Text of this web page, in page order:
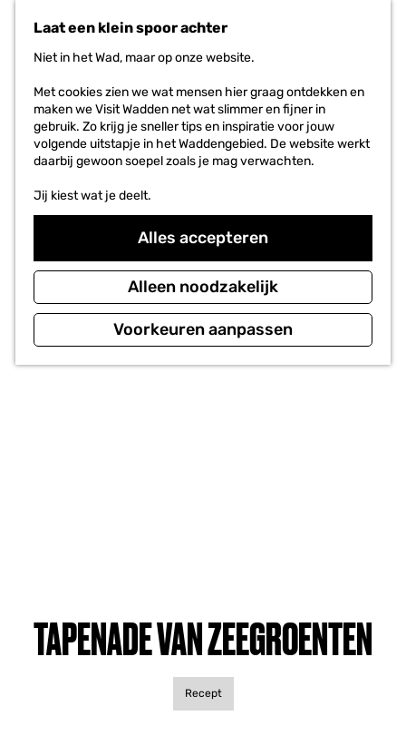
Laat een klein spoor achter
Niet in het Wad, maar op onze website.
Met cookies zien we wat mensen hier graag ontdekken en
maken we Visit Wadden net wat slimmer en fijner in
gebruik. Zo krijg je sneller tips en inspiratie voor jouw
volgende uitstapje in het Waddengebied. De website werkt
daarbij gewoon soepel zoals je mag verwachten.
Jij kiest wat je deelt.
Alles accepteren
Alleen noodzakelijk
Voorkeuren aanpassen
i
e
e
n
TAPENADE VAN ZEEGROENTEN
Recept